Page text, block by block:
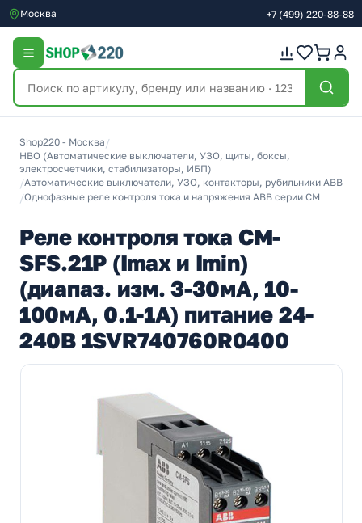
Москва +7 (499) 220-88-88
Shop220 - Москва /
НВО (Автоматические выключатели, УЗО, щиты, боксы,
электросчетчики, стабилизаторы, ИБП)
/Автоматические выключатели, УЗО, контакторы, рубильники ABB
/Однофазные реле контроля тока и напряжения ABB серии CM
Реле контроля тока CM-
SFS.21P (Imax и Imin)
(диапаз. изм. 3-30мА, 10-
100мА, 0.1-1А) питание 24-
240В 1SVR740760R0400